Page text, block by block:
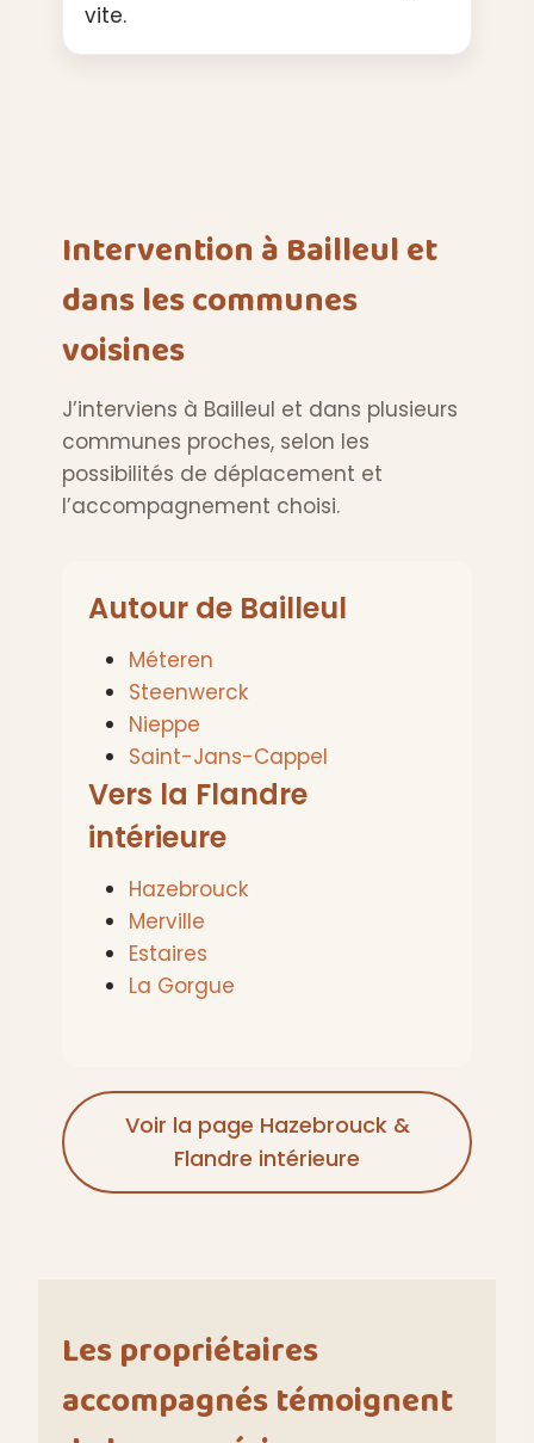
vite.
Intervention à Bailleul et
dans les communes
voisines
J’interviens à Bailleul et dans plusieurs
communes proches, selon les
possibilités de déplacement et
l’accompagnement choisi.
Autour de Bailleul
Méteren
Steenwerck
Nieppe
Saint-Jans-Cappel
Vers la Flandre
intérieure
Hazebrouck
Merville
Estaires
La Gorgue
Voir la page Hazebrouck &
Flandre intérieure
Les propriétaires
accompagnés témoignent